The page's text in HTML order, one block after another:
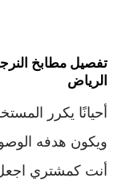
تفصيل مطابخ
الرياض
أحيانًا يكرر
ويكون هدفه
أنت كمشتري